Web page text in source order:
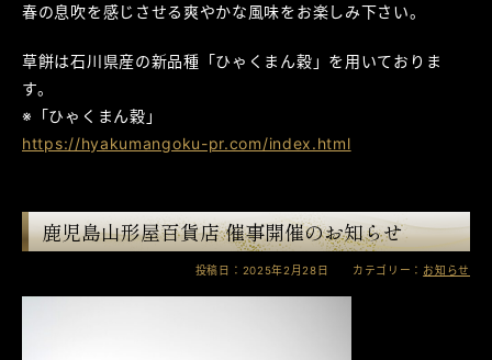
春の息吹を感じさせる爽やかな風味をお楽しみ下さい。
草餅は石川県産の新品種「ひゃくまん穀」を用いておりま
す。
※「ひゃくまん穀」
https://hyakumangoku-pr.com/index.html
鹿児島山形屋百貨店 催事開催のお知らせ
投稿日：2025年2月28日 カテゴリー： お知らせ